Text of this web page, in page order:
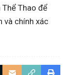
Thể Thao để
và chính xác